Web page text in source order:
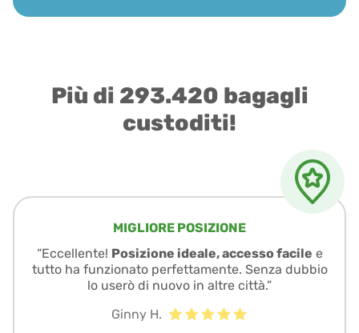
Più di 293.420 bagagli
custoditi!
MIGLIORE POSIZIONE
“Eccellente! Posizione ideale, accesso facile e
tutto ha funzionato perfettamente. Senza dubbio
lo userò di nuovo in altre città.”
Ginny H.